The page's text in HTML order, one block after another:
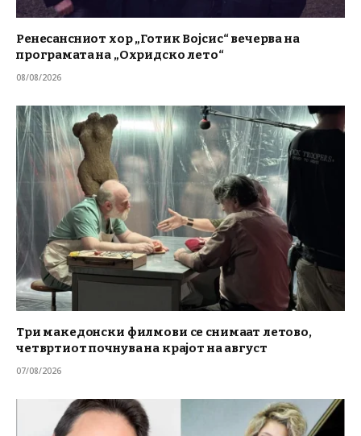
Ренесансниот хор „Готик Војсис“ вечерва на
програмата на „Охридско лето“
08/08/2026
Три македонски филмови се снимаат летово,
четвртиот почнува на крајот на август
07/08/2026